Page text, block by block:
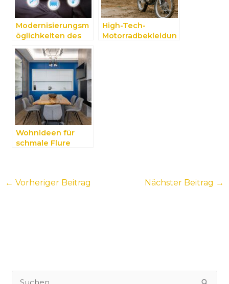
Modernisierungsm
öglichkeiten des
High-Tech-
Motorradbekleidun
Wohnideen für
schmale Flure
← Vorheriger Beitrag Nächster Beitrag →